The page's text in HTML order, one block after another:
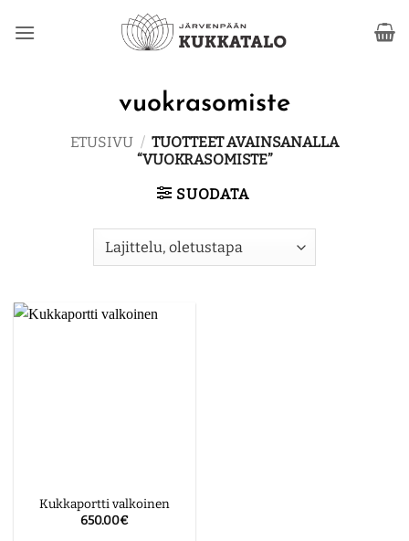
vuokrasomiste
ETUSIVU / TUOTTEET AVAINSANALLA
“VUOKRASOMISTE”
SUODATA
Kukkaportti valkoinen
650.00€